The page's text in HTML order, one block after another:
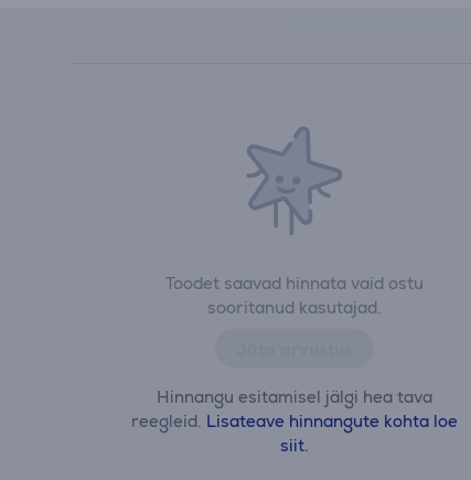
Toodet saavad hinnata vaid ostu
sooritanud kasutajad.
Hinnangu esitamisel jälgi hea tava
reegleid. Lisateave hinnangute kohta loe
siit.